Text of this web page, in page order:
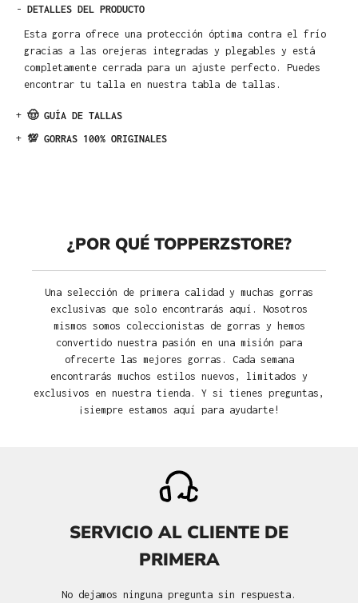
- DETALLES DEL PRODUCTO
Esta gorra ofrece una protección óptima contra el frío
gracias a las orejeras integradas y plegables y está
completamente cerrada para un ajuste perfecto. Puedes
encontrar tu talla en nuestra tabla de tallas.
+ 🤠 GUÍA DE TALLAS
+ 💯 GORRAS 100% ORIGINALES
¿POR QUÉ TOPPERZSTORE?
Una selección de primera calidad y muchas gorras
exclusivas que solo encontrarás aquí. Nosotros
mismos somos coleccionistas de gorras y hemos
convertido nuestra pasión en una misión para
ofrecerte las mejores gorras. Cada semana
encontrarás muchos estilos nuevos, limitados y
exclusivos en nuestra tienda. Y si tienes preguntas,
¡siempre estamos aquí para ayudarte!
SERVICIO AL CLIENTE DE
PRIMERA
No dejamos ninguna pregunta sin respuesta.